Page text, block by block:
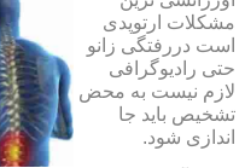
مشکلات ارتوپدی
است دررفتگی زانو
حتی رادیوگرافی
لازم نیست به محض
تشخیص باید جا
اندازی شود.